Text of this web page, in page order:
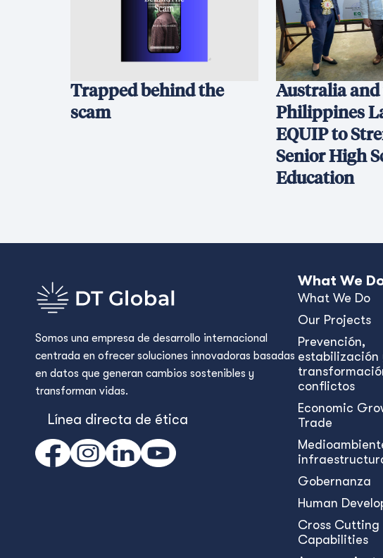
Trapped behind the
scam
Australia and
Philippines
EQUIP to
Senior High
Education
Somos una empresa de desarrollo internacional
centrada en ofrecer soluciones innovadoras basadas
en datos que generan cambios sostenibles y
transforman vidas.
Línea directa de ética
What We
What We Do
Our Projects
Prevención,
estabilización
conflictos
Economic
Trade
Gobernanza
Human
Cross Cutting
Capabilities